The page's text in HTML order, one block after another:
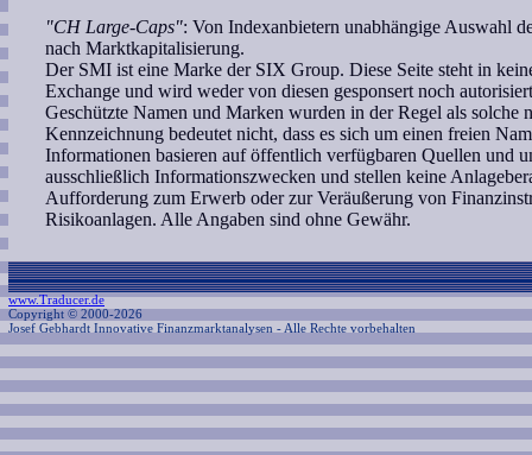
"CH Large-Caps": Von Indexanbietern unabhängige Auswahl
nach Marktkapitalisierung.
Der SMI ist eine Marke der SIX Group. Diese Seite steht in
Exchange und wird weder von diesen gesponsert noch
Geschützte Namen und Marken wurden in der Regel als solche
Kennzeichnung bedeutet nicht, dass es sich um einen freien
Informationen basieren auf öffentlich verfügbaren Quellen und
ausschließlich Informationszwecken und stellen keine
Aufforderung zum Erwerb oder zur Veräußerung von
Risikoanlagen. Alle Angaben sind ohne Gewähr.
www.Traducer.de
Copyright © 2000-2026
Josef Gebhardt Innovative Finanzmarktanalysen - Alle Rechte vorbehalten